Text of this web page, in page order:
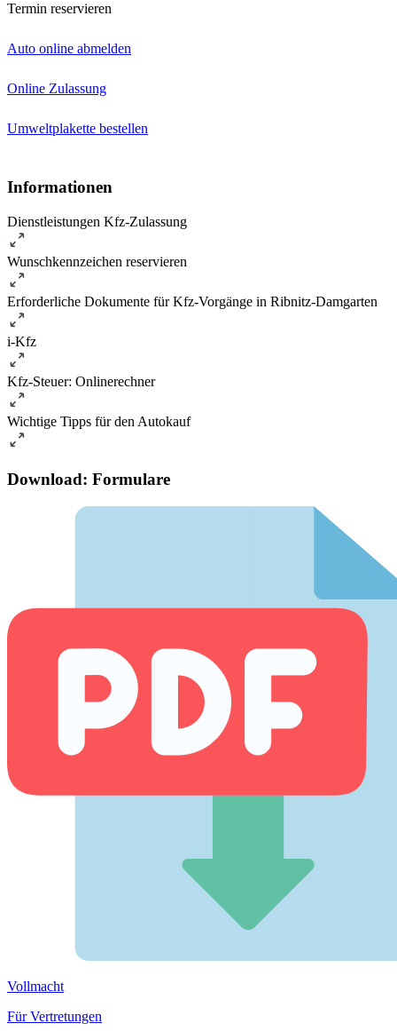
Termin reservieren
Auto online abmelden
Online Zulassung
Umweltplakette bestellen
Informationen
Dienstleistungen Kfz-Zulassung
Wunschkennzeichen reservieren
Erforderliche Dokumente für Kfz-Vorgänge in Ribnitz-Damgarten
i-Kfz
Kfz-Steuer: Onlinerechner
Wichtige Tipps für den Autokauf
Download: Formulare
Vollmacht
Für Vertretungen